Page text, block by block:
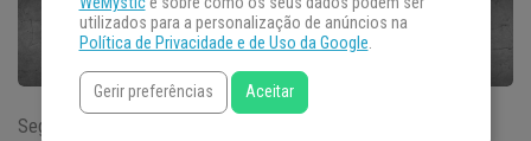
Segundo a numeróloga Alícia Galvan, o dia do nascimento da
utilizados para a personalização de anúncios na
Política de Privacidade e de Uso da Google.
Gerir preferências Aceitar